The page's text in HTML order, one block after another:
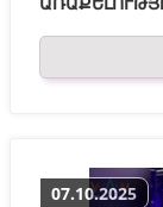
07.10.2025